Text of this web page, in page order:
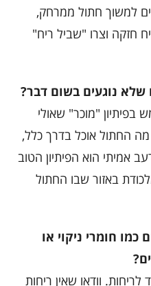
למשוך חתול ממרחק,
חזקה וצרו "שביל ריח"
שלא נוגעים בשום דבר?
"מוכר" שאולי
החתול אוכל בדרך כלל,
אמיתי הוא הפיתיון הטוב
באזור שבו החתול
חומרי ניקוי או
וודאו שאין ריחות